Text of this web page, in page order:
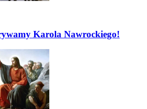
Karola Nawrockiego!